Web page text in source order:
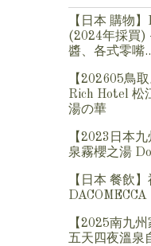
【日本 購物
(2024年採買)
醬、各式零嘴
【202605鳥
Rich Hotel 松
湯の華
【2023日本
泉霧櫻之湯
【日本 餐飲
DACOMECCA
【2025南九
五天四夜溫泉